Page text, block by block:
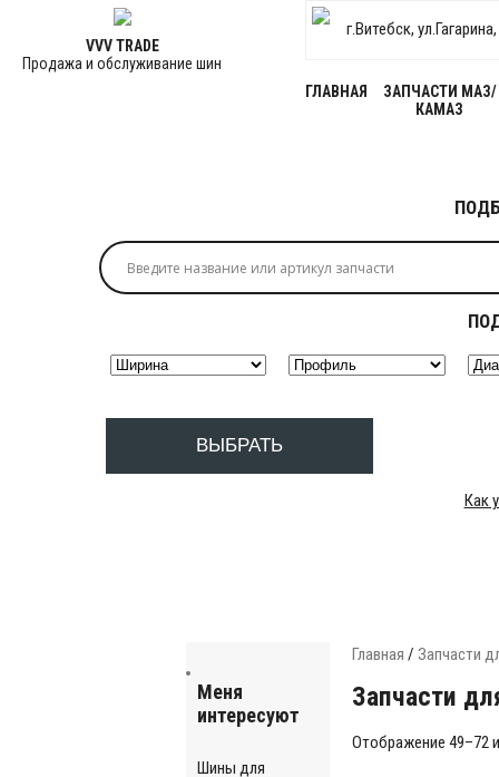
VVV TRADE
Продажа и обслуживание шин
г.Витебск,
ГЛАВНАЯ
ЗАПЧАСТИ МАЗ/
КАМАЗ
ВЫБРАТЬ
Как
Главная / Запчасти
Запчасти
Отображение 49–72
Меня
интересуют
Шины для